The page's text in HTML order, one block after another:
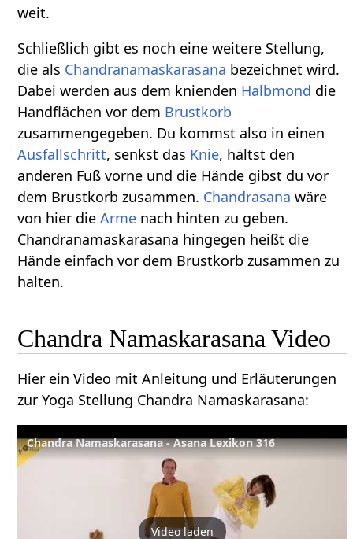
weit.
Schließlich gibt es noch eine weitere Stellung,
die als Chandranamaskarasana bezeichnet wird.
Dabei werden aus dem knienden Halbmond die
Handflächen vor dem Brustkorb
zusammengegeben. Du kommst also in einen
Ausfallschritt, senkst das Knie, hältst den
anderen Fuß vorne und die Hände gibst du vor
dem Brustkorb zusammen. Chandrasana wäre
von hier dieArme nach hinten zu geben.
Chandranamaskarasana hingegen heißt die
Hände einfach vor dem Brustkorb zusammen zu
halten.
Chandra Namaskarasana Video
Hier ein Video mit Anleitung und Erläuterungen
zur Yoga Stellung Chandra Namaskarasana:
Chandra Namaskarasana - Asana Lexikon 316
Video laden